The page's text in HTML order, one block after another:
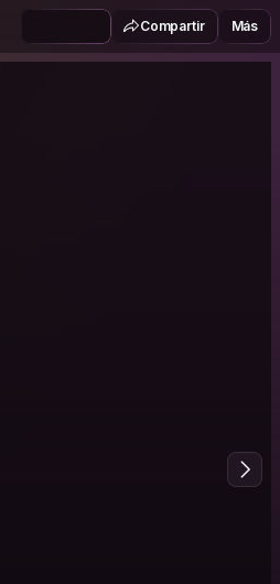
Compartir Más